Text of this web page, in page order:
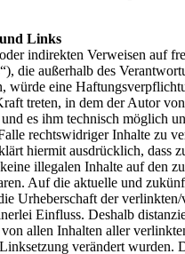
Links
indirekten Verweisen auf
die außerhalb des
würde eine
treten, in dem der Autor
es ihm technisch möglich
rechtswidriger Inhalte zu
hiermit ausdrücklich, dass
illegalen Inhalte auf den
Auf die aktuelle und
Urheberschaft der
Einfluss. Deshalb
allen Inhalten aller
verändert wurden.